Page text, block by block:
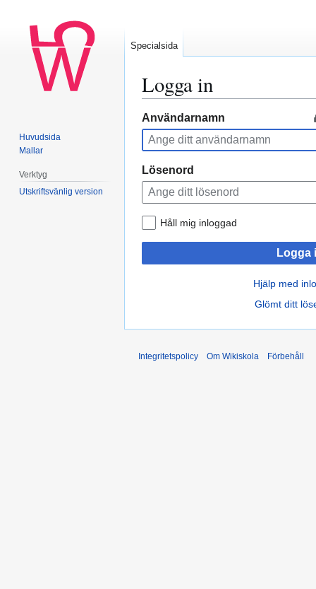
Logga in
Hoppa
till
navigering
Hoppa
till
sök
Användarnamn
Lösenord
Håll mig inloggad
Logga
Hjälp med
Glömt ditt
Specialsida
Huvudsida
Mallar
Verktyg
Utskriftsvänlig version
Integritetspolicy Om Wikiskola Förbehåll